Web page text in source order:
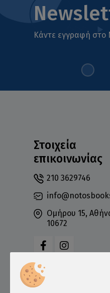
Κάντε εγγραφή στο
Στοιχεία
επικοινωνίας
210 3629746
Ομήρου 15,
10672
Δευτέρα: 10:00-18:00
Τρίτη: 10:00-19:00